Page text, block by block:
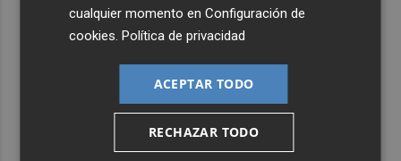
cualquier momento enConfiguración de
cookies .Política de privacidad
ACEPTAR TODO
RECHAZAR TODO